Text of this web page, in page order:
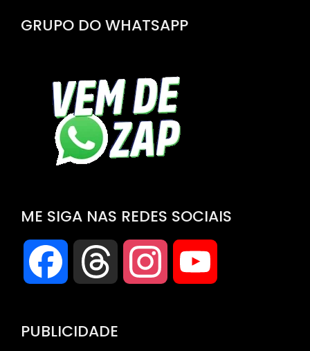
GRUPO DO WHATSAPP
ME SIGA NAS REDES SOCIAIS
Facebook Threads Instagram
PUBLICIDADE